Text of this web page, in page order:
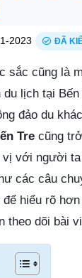
2023 ĐÃ
sắc cũng là
lịch tại
đảo du
Tre cũng
vị với người
các câu
hiểu rõ
theo dõi bài